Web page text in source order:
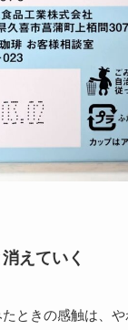
えていく
ときの感触は、